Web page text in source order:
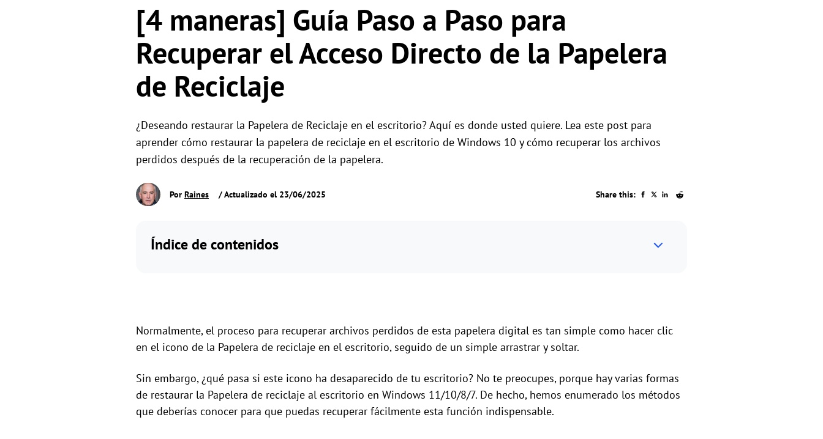
[4 maneras] Guía Paso a Paso para
Recuperar el Acceso Directo de la Papelera
de Reciclaje
¿Deseando restaurar la Papelera de Reciclaje en el escritorio? Aquí es donde usted quiere. Lea este post para
aprender cómo restaurar la papelera de reciclaje en el escritorio de Windows 10 y cómo recuperar los archivos
perdidos después de la recuperación de la papelera.
Por Raines / Actualizado el 23/06/2025 Share this:
Índice de contenidos
Normalmente, el proceso para recuperar archivos perdidos de esta papelera digital es tan simple como hacer clic
en el icono de la Papelera de reciclaje en el escritorio, seguido de un simple arrastrar y soltar.
Sin embargo, ¿qué pasa si este icono ha desaparecido de tu escritorio? No te preocupes, porque hay varias formas
de restaurar la Papelera de reciclaje al escritorio en Windows 11/10/8/7. De hecho, hemos enumerado los métodos
que deberías conocer para que puedas recuperar fácilmente esta función indispensable.